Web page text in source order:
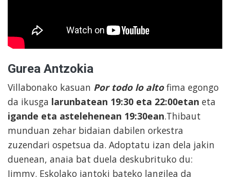
Gurea Antzokia
Villabonako kasuan Por todo lo altofima egongo
da ikusga larunbatean 19:30 eta 22:00etan eta
igande eta astelehenean 19:30ean.Thibaut
munduan zehar bidaian dabilen orkestra
zuzendari ospetsua da. Adoptatu izan dela jakin
duenean, anaia bat duela deskubrituko du:
Jimmy. Eskolako jantoki bateko langilea da